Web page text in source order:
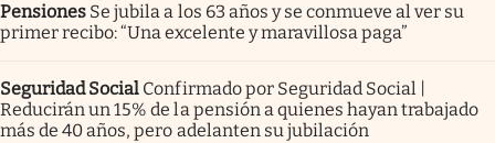
Pensiones Se jubila a los 63 años y se conmueve al ver su
primer recibo: “Una excelente y maravillosa paga”
Seguridad Social Confirmado por Seguridad Social |
Reducirán un 15% de la pensión a quienes hayan trabajado
más de 40 años, pero adelanten su jubilación